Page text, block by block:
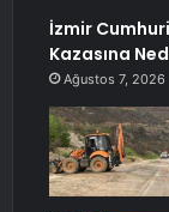
İzmir
Kazasına
Ağustos 7, 2026